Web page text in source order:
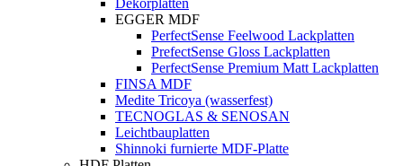
EGGER MDF
PerfectSense Feelwood Lackplatten
PrefectSense Gloss Lackplatten
PerfectSense Premium Matt Lackplatten
FINSA MDF
Medite Tricoya (wasserfest)
TECNOGLAS & SENOSAN
Leichtbauplatten
Shinnoki furnierte MDF-Platte